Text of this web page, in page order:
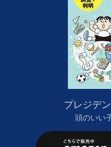
プレジデ
頭のいい